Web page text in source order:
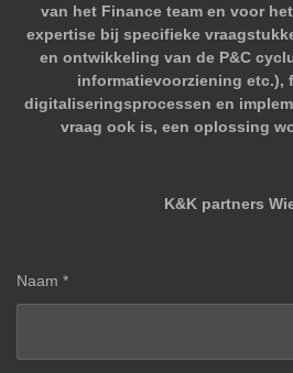
van het Finance team en voor
expertise bij specifieke
en ontwikkeling van de P&C
informatievoorziening etc.),
digitaliseringsprocessen en
vraag ook is, een oplossing
K&K partners
Naam *